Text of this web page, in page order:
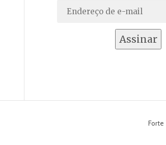
Endereço
Assinar
Forte